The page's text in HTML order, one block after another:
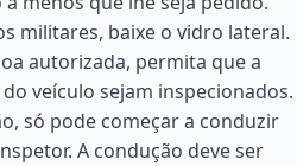
militares, baixe o vidro lateral.
autorizada, permita que a
veículo sejam inspecionados.
só pode começar a conduzir
A condução deve ser